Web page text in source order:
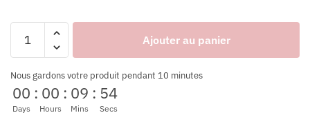
Ajouter au panier
Nous gardons votre produit pendant 10 minutes
00
Days
: 00
Hours
: 09
Mins
: 53
Secs